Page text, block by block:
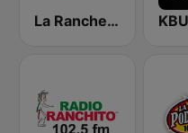
La Ranchera 106.1 FM